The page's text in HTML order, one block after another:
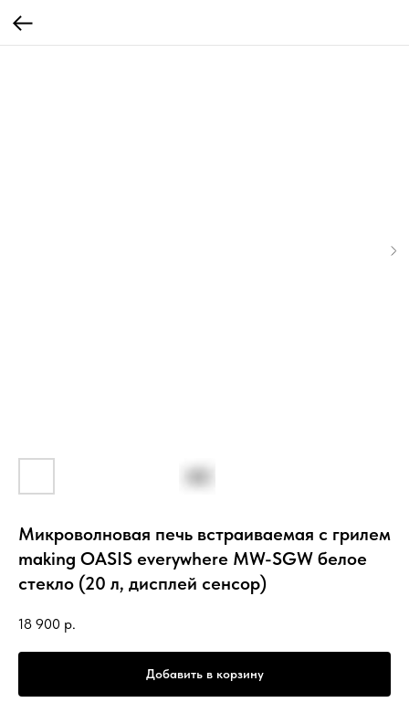
Микроволновая печь встраиваемая с грилем
making OASIS everywhere MW-SGW белое
стекло (20 л, дисплей сенсор)
18 900 р.
Добавить в корзину